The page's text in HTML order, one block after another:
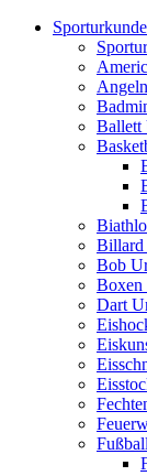
Ballett
Billard
Bob
Boxen
Dart